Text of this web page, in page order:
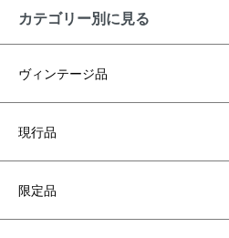
カテゴリー別に見る
ヴィンテージ品
現行品
限定品